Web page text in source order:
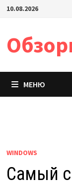
Перейти
содержимому
10.08.2026
МЕНЮ
WINDOWS
Самый